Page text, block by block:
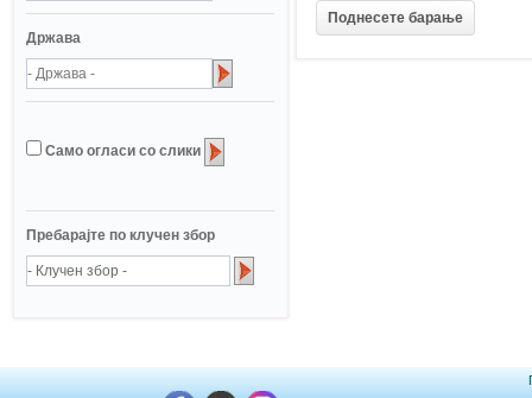
Држава
Само огласи со слики
Пребарајте по клучен збор